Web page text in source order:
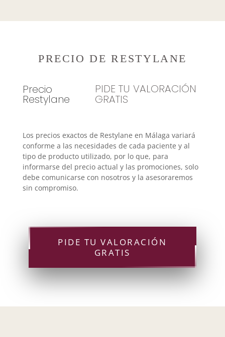
PRECIO DE RESTYLANE
Precio
Restylane
PIDE TU VALORACIÓN
GRATIS
Los precios exactos de Restylane en Málaga variará
conforme a las necesidades de cada paciente y al
tipo de producto utilizado, por lo que, para
informarse del precio actual y las promociones, solo
debe comunicarse con nosotros y la asesoraremos
sin compromiso.
PIDE TU VALORACIÓN
GRATIS